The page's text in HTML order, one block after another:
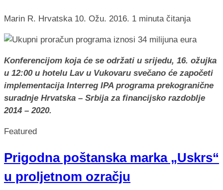
Marin R. Hrvatska 10. Ožu. 2016. 1 minuta čitanja
Konferencijom koja će se održati u srijedu, 16. ožujka
u 12:00 u hotelu Lav u Vukovaru svečano će započeti
implementacija Interreg IPA programa prekogranične
suradnje Hrvatska – Srbija za financijsko razdoblje
2014 – 2020.
Featured
Prigodna poštanska marka „Uskrs“
u proljetnom ozračju